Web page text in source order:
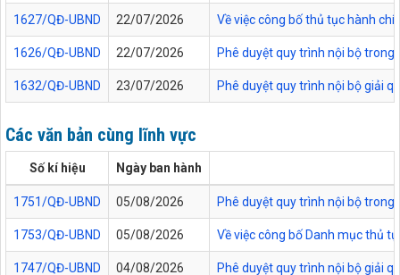
1627/QĐ-UBND 22/07/2026 Về việc công bố thủ tục hành
1626/QĐ-UBND 22/07/2026 Phê duyệt quy trình nội bộ trong
1632/QĐ-UBND 23/07/2026 Phê duyệt quy trình nội bộ giải
Các văn bản cùng lĩnh vực
Số kí hiệu Ngày ban hành
1751/QĐ-UBND 05/08/2026 Phê duyệt quy trình nội bộ
1753/QĐ-UBND 05/08/2026 Về việc công bố Danh mục thủ
1747/QĐ-UBND 04/08/2026 Phê duyệt quy trình nội bộ giải